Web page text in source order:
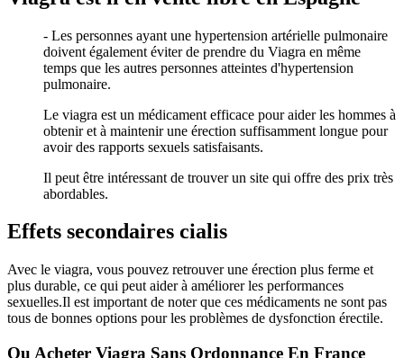
- Les personnes ayant une hypertension artérielle pulmonaire
doivent également éviter de prendre du Viagra en même
temps que les autres personnes atteintes d'hypertension
pulmonaire.
Le viagra est un médicament efficace pour aider les hommes à
obtenir et à maintenir une érection suffisamment longue pour
avoir des rapports sexuels satisfaisants.
Il peut être intéressant de trouver un site qui offre des prix très
abordables.
Effets secondaires cialis
Avec le viagra, vous pouvez retrouver une érection plus ferme et
plus durable, ce qui peut aider à améliorer les performances
sexuelles.Il est important de noter que ces médicaments ne sont pas
tous de bonnes options pour les problèmes de dysfonction érectile.
Ou Acheter Viagra Sans Ordonnance En France